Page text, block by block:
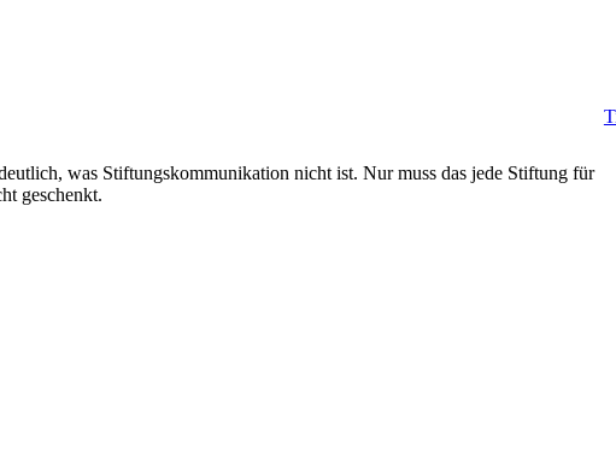
was Stiftungskommunikation nicht ist. Nur muss das jede Stiftung für
geschenkt.